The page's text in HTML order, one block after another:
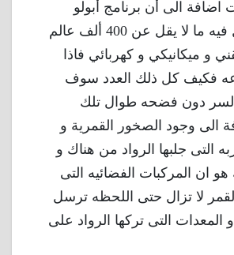
الى أن برنامج أبولو
الفضائى عمل فيه ما لا يقل عن 400 ألف عالم
و ميكانيكي و كهربائي فاذا
فكيف كل ذلك العدد سوف
دون فضحه طوال تلك
الى وجود الصخور القمرية و
التى جلبها الرواد من هناك و
ان المركبات الفضائيه التى
لا تزال حتى اللحظه ترسل
المعدات التى تركها الرواد على